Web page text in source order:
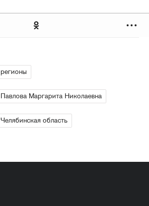
регионы
Павлова Маргарита Николаевна
Челябинская область